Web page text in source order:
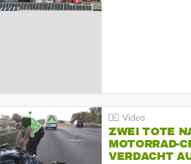
ZWEI TOTE
MOTORRAD-
VERDACHT